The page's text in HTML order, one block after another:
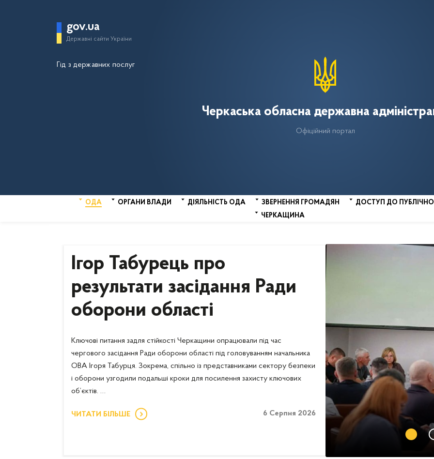
gov.ua
Державні сайти України
Гід з державних послуг
Черкаська обласна державна
Офіційний портал
ОДА ОРГАНИ ВЛАДИ ДІЯЛЬНІСТЬ ОДА ЗВЕРНЕННЯ ГРОМАДЯН
ДОСТУП ДО
ЧЕРКАЩИНА
Ігор Табурець про
результати засідання Ради
оборони області
Ключові питання задля стійкості Черкащини опрацювали під час
чергового засідання Ради оборони області під головуванням начальника
ОВА Ігоря Табурця. Зокрема, спільно із представниками сектору безпеки
і оборони узгодили подальші кроки для посилення захисту ключових
об’єктів. …
ЧИТАТИ БІЛЬШЕ 6 Серпня 2026